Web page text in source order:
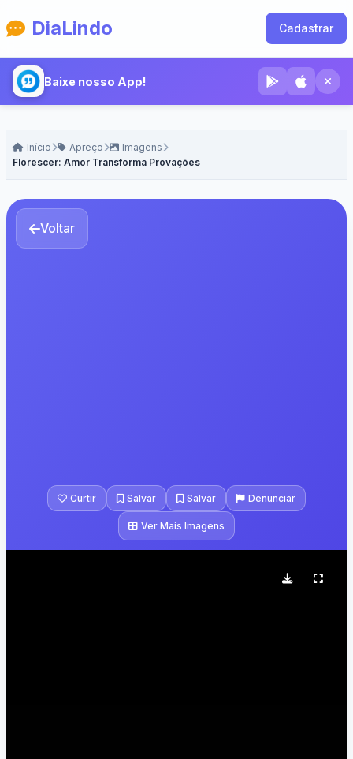
DiaLindo Cadastrar
Baixe nosso App!
Início Apreço
Imagens
Florescer: Amor Transforma Provações
Voltar
Curtir Salvar Salvar Denunciar
Ver Mais Imagens